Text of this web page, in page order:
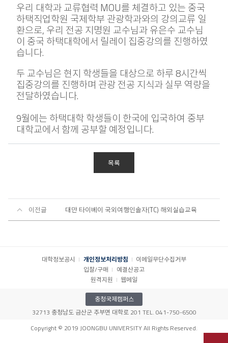
우리 대학과 교류협력 MOU를 체결하고 있는 중국
하택직업학원 국제학부 관광학과와의 강의교류 일
환으로, 우리 전공 지명원 교수님과 유은수 교수님
이 중국 하택대학에서 릴레이 집중강의를 진행하였
습니다.
두 교수님은 현지 학생들을 대상으로 하루 8시간씩
집중강의를 진행하며 관광 전공 지식과 실무 역량을
전달하였습니다.
9월에는 하택대학 학생들이 한국에 입국하여 중부
대학교에서 함께 공부할 예정입니다.
목록
이전글 대만 타이베이 국외여행인솔자(TC) 해외실습교육
대학정보공시 개인정보처리방침
이메일무단수집거부
입찰/구매
예결산공고
원격지원
웹메일
충청국제캠퍼스
32713 충청남도 금산군 추부면 대학로 201 TEL. 041-750-6500
Copyright © 2019 JOONGBU UNIVERSITY All Rights Reserved.